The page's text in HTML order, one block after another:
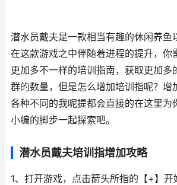
潜水员戴夫是一款相当有趣的休闲养鱼
在这款游戏之中伴随着进程的提升，你
更加多不一样的培训指南，获取更加多
群的数量，但是怎么增加培训指呢？增
各种不同的我呢提都会直接的在这里为
小编的脚步一起探索吧。
潜水员戴夫培训指增加攻略
1、打开游戏，点击箭头所指的【+】开